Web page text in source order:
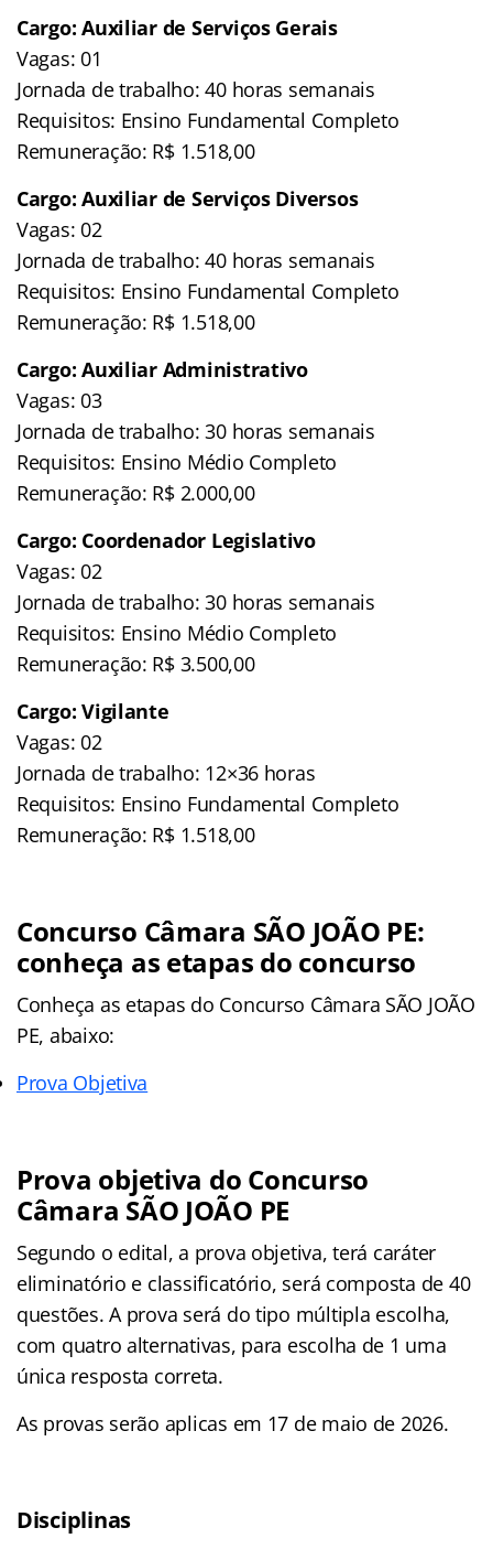
Cargo: Auxiliar de Serviços Gerais
Vagas: 01
Jornada de trabalho: 40 horas semanais
Requisitos: Ensino Fundamental Completo
Remuneração: R$ 1.518,00
Cargo: Auxiliar de Serviços Diversos
Vagas: 02
Jornada de trabalho: 40 horas semanais
Requisitos: Ensino Fundamental Completo
Remuneração: R$ 1.518,00
Cargo: Auxiliar Administrativo
Vagas: 03
Jornada de trabalho: 30 horas semanais
Requisitos: Ensino Médio Completo
Remuneração: R$ 2.000,00
Cargo: Coordenador Legislativo
Vagas: 02
Jornada de trabalho: 30 horas semanais
Requisitos: Ensino Médio Completo
Remuneração: R$ 3.500,00
Cargo: Vigilante
Vagas: 02
Jornada de trabalho: 12×36 horas
Requisitos: Ensino Fundamental Completo
Remuneração: R$ 1.518,00
Concurso Câmara SÃO JOÃO PE:
conheça as etapas do concurso
Conheça as etapas do Concurso Câmara SÃO JOÃO
PE, abaixo:
Prova Objetiva
Prova objetiva do Concurso
Câmara SÃO JOÃO PE
Segundo o edital, a prova objetiva, terá caráter
eliminatório e classificatório, será composta de 40
questões. A prova será do tipo múltipla escolha,
com quatro alternativas, para escolha de 1 uma
única resposta correta.
As provas serão aplicas em 17 de maio de 2026.
Disciplinas